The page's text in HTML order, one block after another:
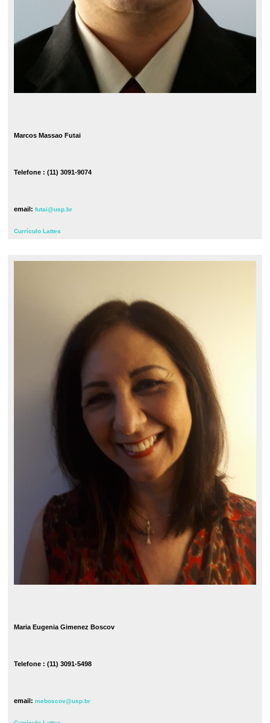
Marcos Massao Futai
Telefone : (11) 3091-9074
email: futai@usp.br
Currículo Lattes
Maria Eugenia Gimenez Boscov
Telefone : (11) 3091-5498
email: meboscov@usp.br